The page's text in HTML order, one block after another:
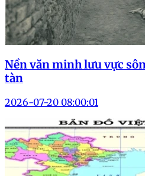
Nền văn minh lưu vực
tàn
2026-07-20 08:00:01